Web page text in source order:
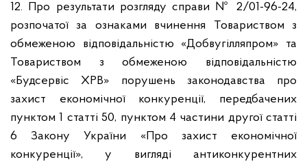
12. Про результати розгляду справи № 2/01-96-24,
розпочатої за ознаками вчинення Товариством з
обмеженою відповідальністю «Добвугілляпром» та
Товариством з обмеженою відповідальністю
«Будсервіс ХРВ» порушень законодавства про
захист економічної конкуренції, передбачених
пунктом 1 статті 50, пунктом 4 частини другої статті
6 Закону України «Про захист економічної
конкуренції», у вигляді антиконкурентних